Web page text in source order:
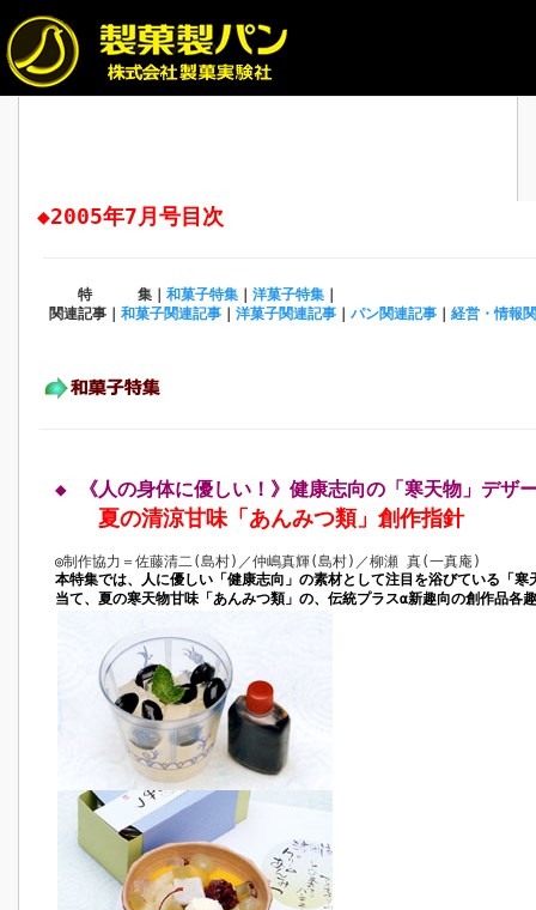
◆2005年7月号目次
特 集｜ 和菓子特集｜ 洋菓子特集｜
関連記事｜ 和菓子関連記事｜ 洋菓子関連記事｜ パン関連記事｜ 経営・情報
◆ 《人の身体に優しい！》健康志向の「寒天物」デザ
夏の清涼甘味「あんみつ類」創作指針
◎制作協力＝佐藤清二(島村)／仲嶋真輝(島村)／柳瀬 真(一真庵)
本特集では、人に優しい「健康志向」の素材として注目を浴びている「寒
当て、夏の寒天物甘味「あんみつ類」の、伝統プラスα新趣向の創作品各